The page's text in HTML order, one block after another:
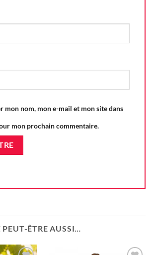
mon nom, mon e-mail et mon site dans
mon prochain commentaire.
ÊTRE AUSSI…